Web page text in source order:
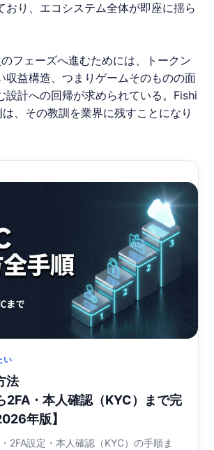
おり、エコシステム全体が即座に揺ら
フェーズへ進むためには、トークン
収益構造、つまりゲームそのものの面
設計への回帰が求められている。Fishi
、その教訓を業界に残すことになり
い
法
2FA・本人確認（KYC）まで完
年版】
2FA設定・本人確認（KYC）の手順ま